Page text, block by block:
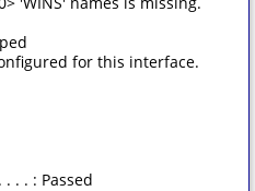
for this interface.
. . : Passed